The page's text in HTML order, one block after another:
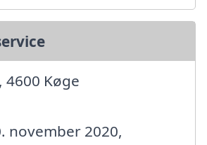
4600 Køge
november 2020,